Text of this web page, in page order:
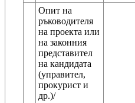
Опит на
ръководителя
на проекта или
на законния
представител
на кандидата
(управител,
прокурист и
др.)/